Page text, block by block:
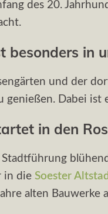
des 20.
besonders in
und der
Dabei ist
in den
in die Soester
alten Bauwerke